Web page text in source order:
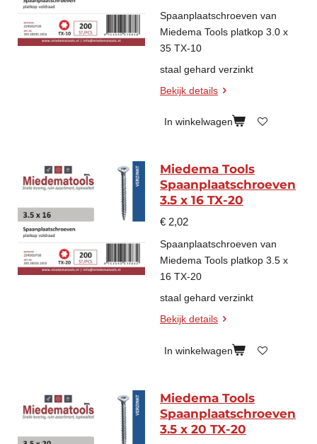
Spaanplaatschroeven van
Miedema Tools platkop 3.0 x
35 TX-10
staal gehard verzinkt
Bekijk details
In winkelwagen
Miedema Tools
Spaanplaatschroeven
3.5 x 16 TX-20
€ 2,02
Spaanplaatschroeven van
Miedema Tools platkop 3.5 x
16 TX-20
staal gehard verzinkt
Bekijk details
In winkelwagen
Miedema Tools
Spaanplaatschroeven
3.5 x 20 TX-20